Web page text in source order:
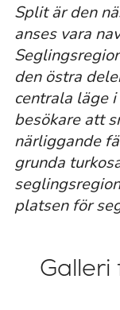
Split är den
anses vara
den östra
centrala läge
besökare att
närliggande
grunda
platsen för